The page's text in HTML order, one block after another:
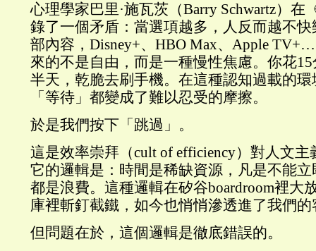
心理學家巴里·施瓦茨（Barry Schwartz）在
錄了一個矛盾：當選項越多，人反而越不
部內容，Disney+、HBO Max、Apple
來的不是自由，而是一種慢性焦慮。你花
半天，乾脆去刷手機。在這種認知過載的
「等待」都變成了難以忍受的摩擦。
於是我們按下「跳過」。
這是效率崇拜（cult of efficiency）對人文
它的邏輯是：時間是稀缺資源，凡是不能
都是浪費。這種邏輯在矽谷boardroom裡大
庫裡斬釘截鐵，如今也悄悄滲透進了我們的
但問題在於，這個邏輯是徹底錯誤的。